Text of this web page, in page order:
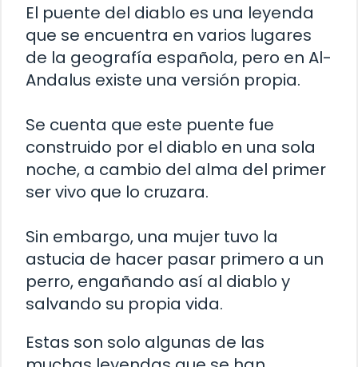
El puente del diablo es una leyenda
que se encuentra en varios lugares
de la geografía española, pero en Al-
Andalus existe una versión propia.
Se cuenta que este puente fue
construido por el diablo en una sola
noche, a cambio del alma del primer
ser vivo que lo cruzara.
Sin embargo, una mujer tuvo la
astucia de hacer pasar primero a un
perro, engañando así al diablo y
salvando su propia vida.
Estas son solo algunas de las